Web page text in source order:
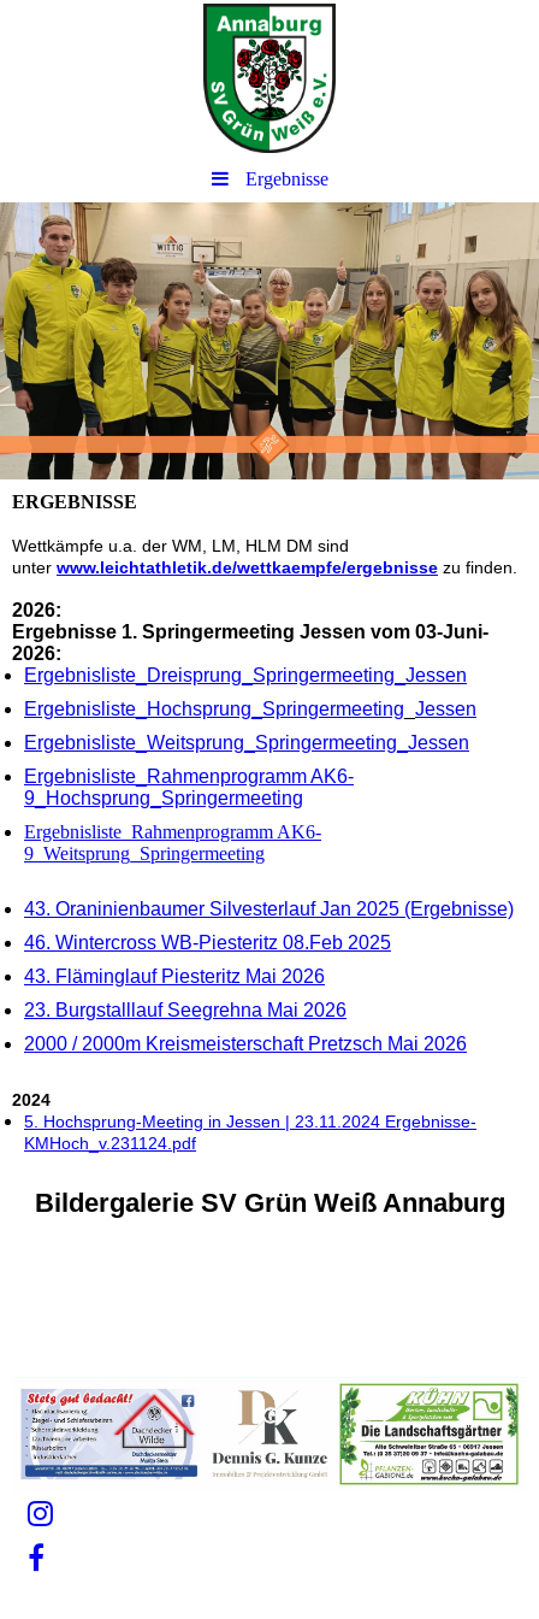
Ergebnisse
ERGEBNISSE
Wettkämpfe u.a. der WM, LM, HLM DM sind
unter www.leichtathletik.de/wettkaempfe/ergebnisse zu finden.
2026:
Ergebnisse 1. Springermeeting Jessen vom 03-Juni-
2026:
Ergebnisliste_Dreisprung_Springermeeting_Jessen
Ergebnisliste_Hochsprung_Springermeeting Jessen
Ergebnisliste_Weitsprung_Springermeeting_Jessen
Ergebnisliste_Rahmenprogramm AK6-
9_Hochsprung_Springermeeting
Ergebnisliste_Rahmenprogramm AK6-
9_Weitsprung_Springermeeting
43. Oraninienbaumer Silvesterlauf Jan 2025 (Ergebnisse)
46. Wintercross WB-Piesteritz 08.Feb 2025
43. Fläminglauf Piesteritz Mai 2026
23. Burgstalllauf Seegrehna Mai 2026
2000 / 2000m Kreismeisterschaft Pretzsch Mai 2026
2024
5. Hochsprung-Meeting in Jessen | 23.11.2024 Ergebnisse-
KMHoch_v.231124.pdf
Bildergalerie SV Grün Weiß Annaburg